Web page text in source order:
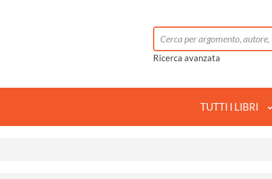
Ricerca avanzata
TUTTI I LIBRI